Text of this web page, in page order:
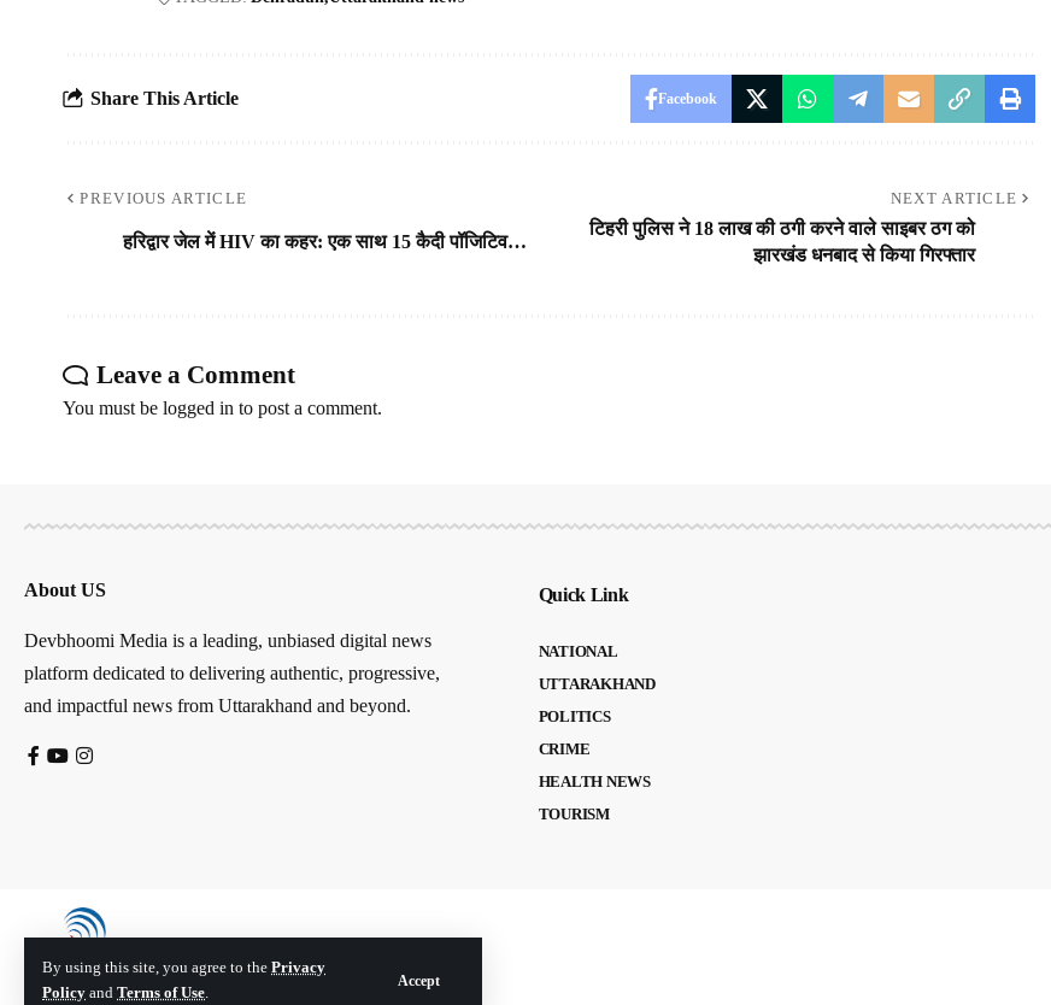
By using this site, you agree to the Privacy
Policy and Terms of Use.
Accept
Share This Article Facebook
PREVIOUS ARTICLE
हरिद्वार जेल में HIV का कहर: एक साथ 15 कैदी पॉजिटिव…
NEXT ARTICLE
टिहरी पुलिस ने 18 लाख की ठगी करने वाले साइबर ठग को
झारखंड धनबाद से किया गिरफ्तार
Leave a Comment
You must be logged in to post a comment.
About US
Devbhoomi Media is a leading, unbiased digital news
platform dedicated to delivering authentic, progressive,
and impactful news from Uttarakhand and beyond.
Quick Link
NATIONAL
UTTARAKHAND
POLITICS
CRIME
HEALTH NEWS
TOURISM